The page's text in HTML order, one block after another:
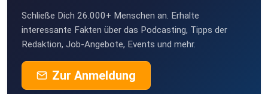
Schließe Dich 26.000+ Menschen an. Erhalte
interessante Fakten über das Podcasting, Tipps der
Redaktion, Job-Angebote, Events und mehr.
Zur Anmeldung